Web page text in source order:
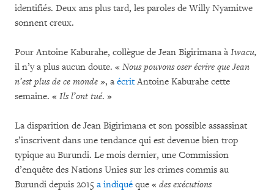
identifiés. Deux ans plus tard, les paroles de Willy Nyamitwe
sonnent creux.
Pour Antoine Kaburahe, collègue de Jean Bigirimana à Iwacu,
il n’y a plus aucun doute. « Nous pouvons oser écrire que Jean
n’est plus de ce monde », a écritAntoine Kaburahe cette
semaine. « Ils l’ont tué. »
La disparition de Jean Bigirimana et son possible assassinat
s’inscrivent dans une tendance qui est devenue bien trop
typique au Burundi. Le mois dernier, une Commission
d’enquête des Nations Unies sur les crimes commis au
Burundi depuis 2015 a indiqué que « des exécutions